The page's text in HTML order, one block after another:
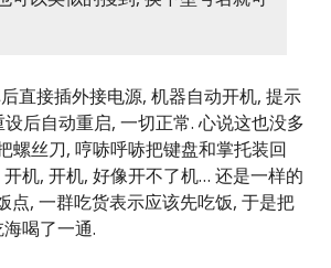
直接插外接电源, 机器自动开机, 提示
后自动重启, 一切正常. 心说这也没多
螺丝刀, 哼哧呼哧把键盘和掌托装回
机, 开机, 好像开不了机… 还是一样的
点, 一群吃货表示应该先吃饭, 于是把
喝了一通.